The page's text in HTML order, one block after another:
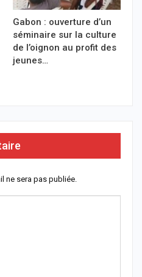
Gabon : ouverture d’un
séminaire sur la culture
de l’oignon au profit des
jeunes…
ne sera pas publiée.